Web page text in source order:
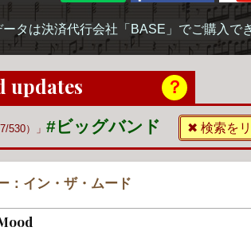
ータは決済代行会社「BASE」でご購入で
updates ？
7/530） #ビッグバンド ✖ 検索を
：イン・ザ・ムード